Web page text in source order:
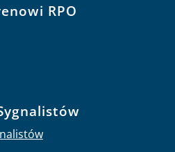
RPO